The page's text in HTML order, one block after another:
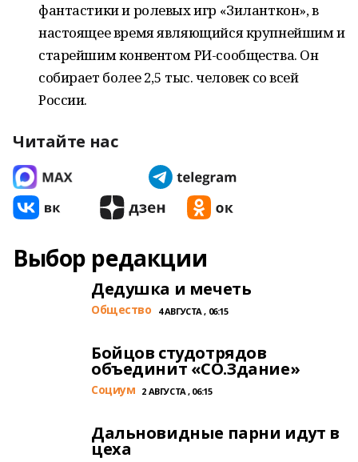
фантастики и ролевых игр «Зиланткон», в
настоящее время являющийся крупнейшим и
старейшим конвентом РИ-сообщества. Он
собирает более 2,5 тыс. человек со всей
России.
Читайте нас
Выбор редакции
Дедушка и мечеть
Общество 4 АВГУСТА , 06:15
Бойцов студотрядов
объединит «СО.Здание»
Cоциум 2 АВГУСТА , 06:15
Дальновидные парни идут в
цеха